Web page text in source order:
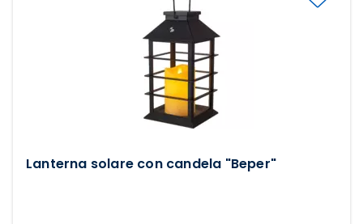
Lanterna solare con candela "Beper"